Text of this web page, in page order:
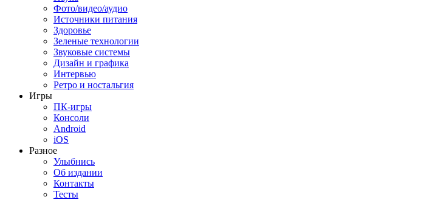
Фото/видео/аудио
Источники питания
Здоровье
Зеленые технологии
Звуковые системы
Дизайн и графика
Интервью
Ретро и ностальгия
Игры
ПК-игры
Консоли
Android
iOS
Разное
Улыбнись
Об издании
Контакты
Тесты